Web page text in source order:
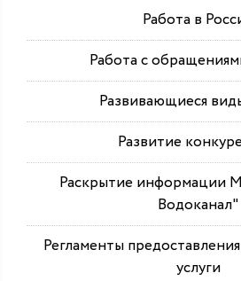
Работа в
Работа с
Развивающиеся
Развитие
Раскрытие информации
Водоканал"
Регламенты
услуги